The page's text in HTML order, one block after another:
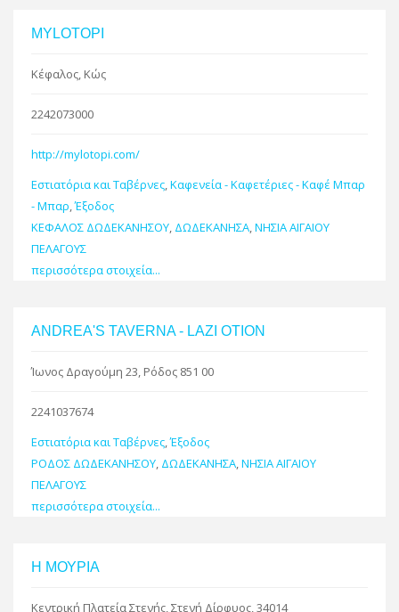
MYLOTOPI
Κέφαλος, Κώς
2242073000
http://mylotopi.com/
Εστιατόρια και Ταβέρνες,Καφενεία - Καφετέριες - Καφέ Μπαρ
- Μπαρ,Έξοδος
ΚΕΦΑΛΟΣ ΔΩΔΕΚΑΝΗΣΟΥ, ΔΩΔΕΚΑΝΗΣΑ,ΝΗΣΙΑ ΑΙΓΑΙΟΥ
ΠΕΛΑΓΟΥΣ
περισσότερα στοιχεία...
ANDREA'S TAVERNA - LAZI OTION
Ίωνος Δραγούμη 23, Ρόδος 851 00
2241037674
Εστιατόρια και Ταβέρνες,Έξοδος
ΡΟΔΟΣ ΔΩΔΕΚΑΝΗΣΟΥ, ΔΩΔΕΚΑΝΗΣΑ,ΝΗΣΙΑ ΑΙΓΑΙΟΥ
ΠΕΛΑΓΟΥΣ
περισσότερα στοιχεία...
Η ΜΟΥΡΙΑ
Κεντρική Πλατεία Στενής, Στενή Δίρφυος, 34014